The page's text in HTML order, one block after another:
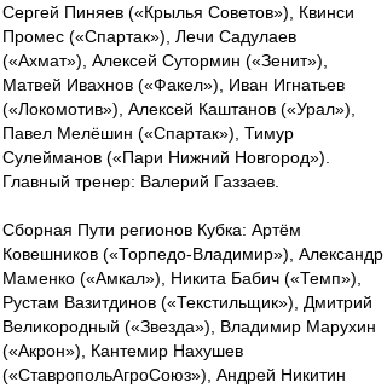
Сергей Пиняев («Крылья Советов»), Квинси
Промес («Спартак»), Лечи Садулаев
(«Ахмат»), Алексей Сутормин («Зенит»),
Матвей Ивахнов («Факел»), Иван Игнатьев
(«Локомотив»), Алексей Каштанов («Урал»),
Павел Мелёшин («Спартак»), Тимур
Сулейманов («Пари Нижний Новгород»).
Главный тренер: Валерий Газзаев.
Сборная Пути регионов Кубка: Артём
Ковешников («Торпедо-Владимир»), Александр
Маменко («Амкал»), Никита Бабич («Темп»),
Рустам Вазитдинов («Текстильщик»), Дмитрий
Великородный («Звезда»), Владимир Марухин
(«Акрон»), Кантемир Нахушев
(«СтавропольАгроСоюз»), Андрей Никитин